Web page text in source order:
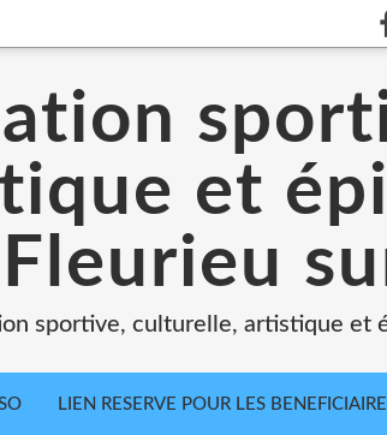
et
Fleurieu
sportive, culturelle, artistique et
LIEN RESERVE POUR LES